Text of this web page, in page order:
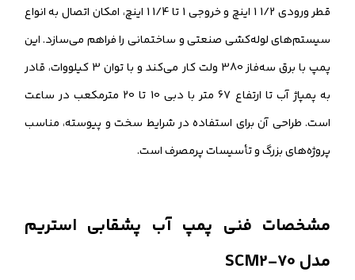
قطر ورودی 1/2 1 اینچ و خروجی 1 تا 1/4 1 اینچ، امکان اتصال به انواع
سیستم‌های لوله‌کشی صنعتی و ساختمانی را فراهم می‌سازد. این
پمپ با برق سه‌فاز 380 ولت کار می‌کند و با توان 3 کیلووات، قادر
به پمپاژ آب تا ارتفاع 67 متر با دبی 10 تا 20 مترمکعب در ساعت
است. طراحی آن برای استفاده در شرایط سخت و پیوسته، مناسب
پروژه‌های بزرگ و تأسیسات پرمصرف است.
مشخصات فنی پمپ آب پشقابی استریم
مدل SCM2-70